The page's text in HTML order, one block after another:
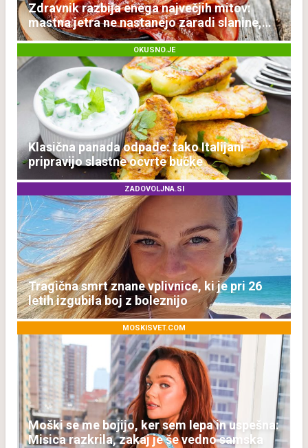
Zdravnik razbija enega največjih mitov:
mastna jetra ne nastanejo zaradi slanine,
temveč zaradi živila, ki ga imamo vsi radi
OKUSNO.JE
Klasična panada odpade: tako Italijani
pripravijo slastne ocvrte bučke
ZADOVOLJNA.SI
Tragična smrt znane vplivnice, ki je pri 26
letih izgubila boj z boleznijo
MOSKISVET.COM
Moški se me bojijo, ker sem lepa in uspešna:
Misica razkrila, zakaj je še vedno samska